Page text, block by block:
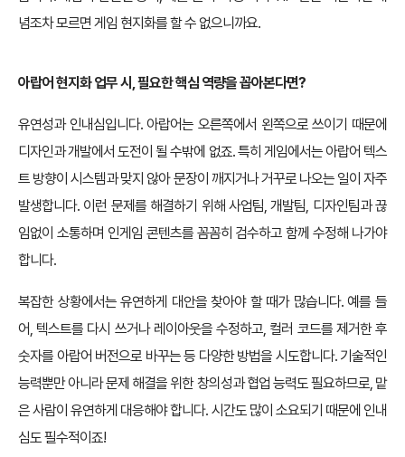
념조차 모르면 게임 현지화를 할 수 없으니까요.
아랍어 현지화 업무 시, 필요한 핵심 역량을 꼽아본다면?
유연성과 인내심입니다. 아랍어는 오른쪽에서 왼쪽으로 쓰이기 때문에
디자인과 개발에서 도전이 될 수밖에 없죠. 특히 게임에서는 아랍어 텍스
트 방향이 시스템과 맞지 않아 문장이 깨지거나 거꾸로 나오는 일이 자주
발생합니다. 이런 문제를 해결하기 위해 사업팀, 개발팀, 디자인팀과 끊
임없이 소통하며 인게임 콘텐츠를 꼼꼼히 검수하고 함께 수정해 나가야
합니다.
복잡한 상황에서는 유연하게 대안을 찾아야 할 때가 많습니다. 예를 들
어, 텍스트를 다시 쓰거나 레이아웃을 수정하고, 컬러 코드를 제거한 후
숫자를 아랍어 버전으로 바꾸는 등 다양한 방법을 시도합니다. 기술적인
능력뿐만 아니라 문제 해결을 위한 창의성과 협업 능력도 필요하므로, 맡
은 사람이 유연하게 대응해야 합니다. 시간도 많이 소요되기 때문에 인내
심도 필수적이죠!